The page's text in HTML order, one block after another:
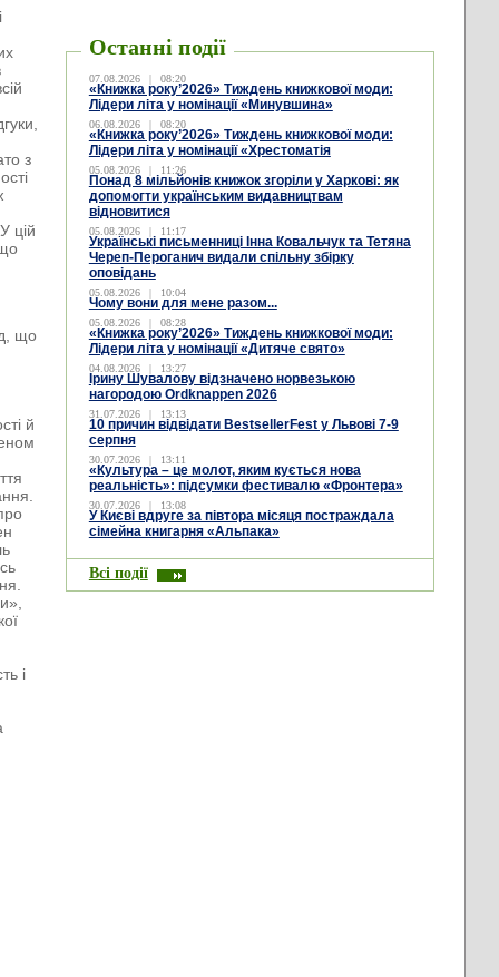
з
цій
що
й
і
Останні події
07.08.2026 | 08:20
«Книжка року’2026» Тиждень книжкової моди:
Лідери літа у номінації «Минувшина»
06.08.2026 | 08:20
«Книжка року’2026» Тиждень книжкової моди:
Лідери літа у номінації «Хрестоматія
05.08.2026 | 11:26
Понад 8 мільйонів книжок згоріли у Харкові: як
допомогти українським видавництвам
відновитися
05.08.2026 | 11:17
Українські письменниці Інна Ковальчук та Тетяна
Череп-Пероганич видали спільну збірку
оповідань
05.08.2026 | 10:04
Чому вони для мене разом...
05.08.2026 | 08:28
«Книжка року’2026» Тиждень книжкової моди:
Лідери літа у номінації «Дитяче свято»
04.08.2026 | 13:27
Ірину Шувалову відзначено норвезькою
нагородою Ordknappen 2026
31.07.2026 | 13:13
10 причин відвідати BestsellerFest у Львові 7-9
серпня
30.07.2026 | 13:11
«Культура – це молот, яким кується нова
реальність»: підсумки фестивалю «Фронтера»
30.07.2026 | 13:08
У Києві вдруге за півтора місяця постраждала
сімейна книгарня «Альпака»
Всі події